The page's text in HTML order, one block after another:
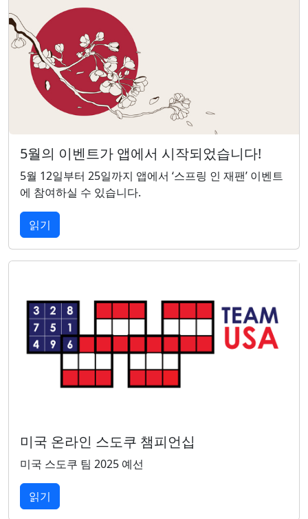
5월의 이벤트가 앱에서 시작되었습니다!
5월 12일부터 25일까지 앱에서 ‘스프링 인 재팬’ 이벤트
에 참여하실 수 있습니다.
읽기
미국 온라인 스도쿠 챔피언십
미국 스도쿠 팀 2025 예선
읽기